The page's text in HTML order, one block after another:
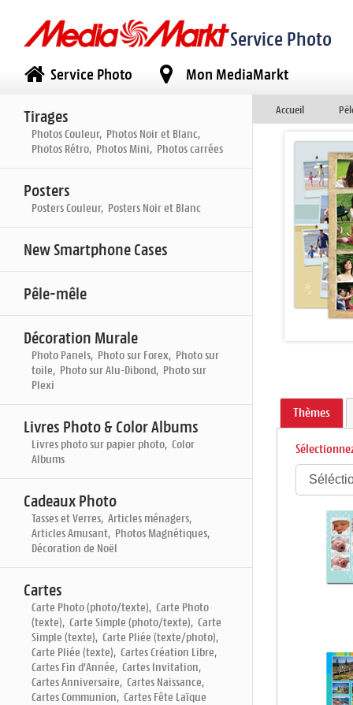
Service Photo
Service Photo Mon MediaMarkt
Tirages
Photos Couleur, Photos Noir et Blanc,
Photos Rétro, Photos Mini, Photos carrées
Posters
Posters Couleur, Posters Noir et Blanc
New Smartphone Cases
Pêle-mêle
Décoration Murale
Photo Panels, Photo sur Forex, Photo sur
toile, Photo sur Alu-Dibond, Photo sur
Plexi
Livres Photo & Color Albums
Livres photo sur papier photo, Color
Albums
Cadeaux Photo
Tasses et Verres, Articles ménagers,
Articles Amusant, Photos Magnétiques,
Décoration de Noël
Cartes
Carte Photo (photo/texte), Carte Photo
(texte), Carte Simple (photo/texte), Carte
Simple (texte), Carte Pliée (texte/photo),
Carte Pliée (texte), Cartes Création Libre,
Cartes Fin d'Année, Cartes Invitation,
Cartes Anniversaire, Cartes Naissance,
Cartes Communion, Cartes Fête Laïque
Accueil
Thèmes